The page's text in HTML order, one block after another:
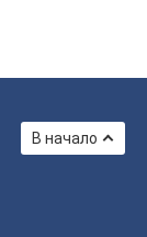
В начало